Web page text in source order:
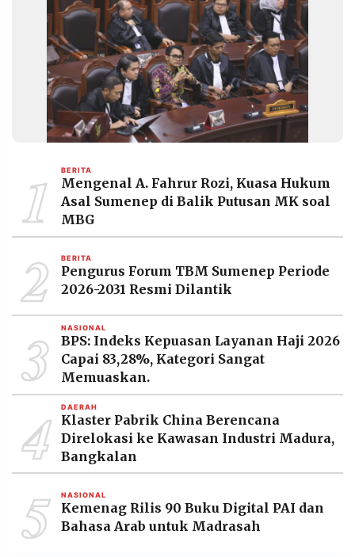
RESOLUSI
MEDIA
©
Resolusi.co
-
PT.
RESOLUSI
MEDIA
PRAMUDITA
1 BERITA
Mengenal A. Fahrur Rozi, Kuasa Hukum
Asal Sumenep di Balik Putusan MK soal
MBG
2 BERITA
Pengurus Forum TBM Sumenep Periode
2026-2031 Resmi Dilantik
3 NASIONAL
BPS: Indeks Kepuasan Layanan Haji 2026
Capai 83,28%, Kategori Sangat
Memuaskan.
4 DAERAH
Klaster Pabrik China Berencana
Direlokasi ke Kawasan Industri Madura,
Bangkalan
5 NASIONAL
Kemenag Rilis 90 Buku Digital PAI dan
Bahasa Arab untuk Madrasah